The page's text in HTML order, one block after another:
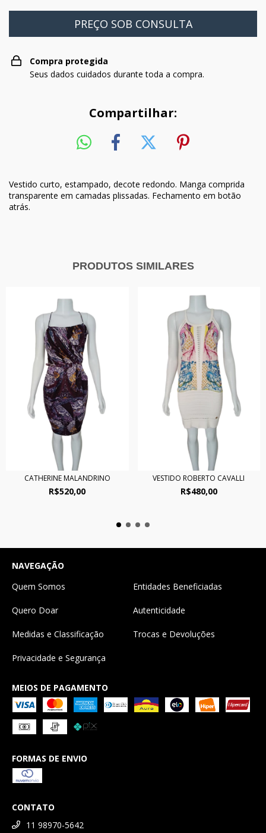
Compra protegida
Seus dados cuidados durante toda a compra.
Compartilhar:
Vestido curto, estampado, decote redondo. Manga comprida
transparente em camadas plissadas. Fechamento em botão
atrás.
PRODUTOS SIMILARES
CATHERINE MALANDRINO
R$520,00
VESTIDO ROBERTO CAVALLI
R$480,00
NAVEGAÇÃO
Quem Somos
Entidades Beneficiadas
Quero Doar Autenticidade
Medidas e Classificação Trocas e Devoluções
Privacidade e Segurança
MEIOS DE PAGAMENTO
FORMAS DE ENVIO
CONTATO
11 98970-5642